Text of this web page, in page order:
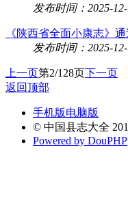
发布时间：2025-
《陕西省全面小康志》
发布时间：2025-
上一页第2/128页下一页
返回顶部
手机版电脑版
© 中国县志大全
Powered by DouPHP